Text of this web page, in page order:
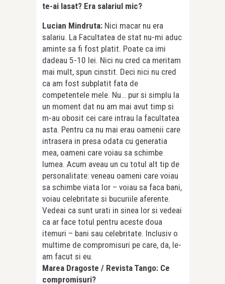
te-ai lasat? Era salariul mic?
Lucian Mindruta: Nici macar nu era
salariu. La Facultatea de stat nu-mi aduc
aminte sa fi fost platit. Poate ca imi
dadeau 5-10 lei. Nici nu cred ca meritam
mai mult, spun cinstit. Deci nici nu cred
ca am fost subplatit fata de
competentele mele. Nu… pur si simplu la
un moment dat nu am mai avut timp si
m-au obosit cei care intrau la facultatea
asta. Pentru ca nu mai erau oamenii care
intrasera in presa odata cu generatia
mea, oameni care voiau sa schimbe
lumea. Acum aveau un cu totul alt tip de
personalitate: veneau oameni care voiau
sa schimbe viata lor – voiau sa faca bani,
voiau celebritate si bucuriile aferente.
Vedeai ca sunt urati in sinea lor si vedeai
ca ar face totul pentru aceste doua
itemuri – bani sau celebritate. Inclusiv o
multime de compromisuri pe care, da, le-
am facut si eu.
Marea Dragoste / Revista Tango: Ce
compromisuri?